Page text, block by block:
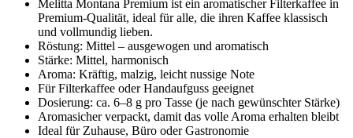
Melitta Montana Premium ist ein aromatischer Filterkaffee in
Premium-Qualität, ideal für alle, die ihren Kaffee klassisch
und vollmundig lieben.
Röstung: Mittel – ausgewogen und aromatisch
Stärke: Mittel, harmonisch
Aroma: Kräftig, malzig, leicht nussige Note
Für Filterkaffee oder Handaufguss geeignet
Dosierung: ca. 6–8 g pro Tasse (je nach gewünschter Stärke)
Aromasicher verpackt, damit das volle Aroma erhalten bleibt
Ideal für Zuhause, Büro oder Gastronomie